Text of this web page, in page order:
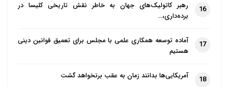
16
رهبر کاتولیک‌های جهان به خاطر نقش تاریخی کلیسا در
برده‌داری،…
17
آماده توسعه همکاری علمی با مجلس برای تعمیق قوانین دینی
هستیم
18 آمریکایی‌ها بدانند زمان به عقب برنخواهد گشت